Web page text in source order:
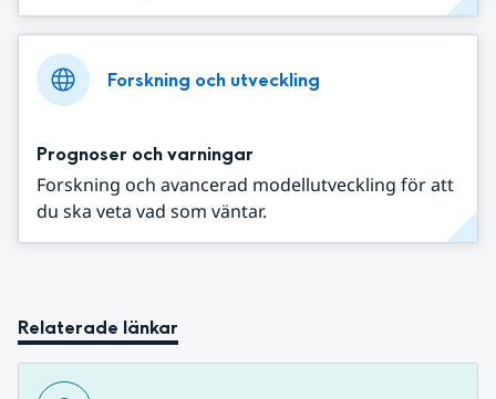
Forskning och utveckling
Prognoser och varningar
Forskning och avancerad modellutveckling för att
du ska veta vad som väntar.
Relaterade länkar